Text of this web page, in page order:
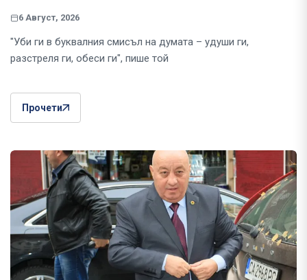
6 Август, 2026
"Уби ги в буквалния смисъл на думата – удуши ги,
разстреля ги, обеси ги", пише той
Прочети